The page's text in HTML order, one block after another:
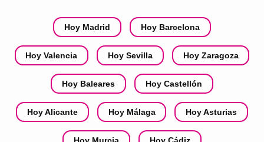
Hoy Madrid Hoy Barcelona
Hoy Valencia Hoy Sevilla Hoy Zaragoza
Hoy Baleares Hoy Castellón
Hoy Alicante Hoy Málaga Hoy Asturias